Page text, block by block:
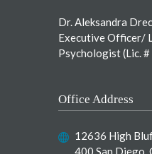
Dr. Aleksandra
Executive Officer/
Psychologist (Lic.
Office Address
12636 High